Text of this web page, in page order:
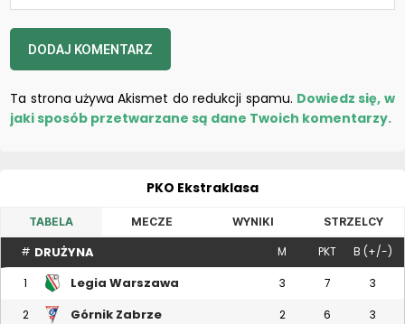
Ta strona używa Akismet do redukcji spamu. Dowiedz się, w
jaki sposób przetwarzane są dane Twoich komentarzy.
PKO Ekstraklasa
TABELA MECZE WYNIKI STRZELCY
# DRUŻYNA M PKT B (+/-)
1 Legia Warszawa 3 7 3
2 Górnik Zabrze 2 6 3